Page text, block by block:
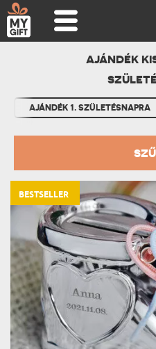
AJÁNDÉK
AJÁNDÉK 1. SZÜLETÉSNAPRA
BESTSELLER